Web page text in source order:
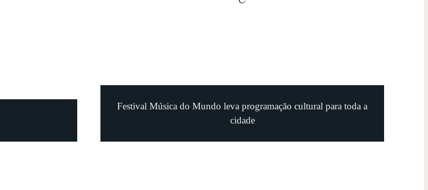
Festival Música do Mundo leva programação cultural para toda a
cidade